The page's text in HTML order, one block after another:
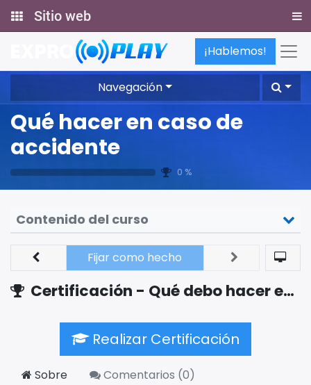
Sitio web
¡Hablemos!
Navegación
Qué hacer en caso de
accidente
0 %
Contenido del curso
Certificación - Qué debo hacer en caso de accidente
Fijar como hecho
Realizar Certificación
Sobre Comentarios (0)